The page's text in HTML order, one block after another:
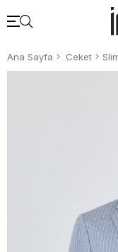
Ana Sayfa Ceket